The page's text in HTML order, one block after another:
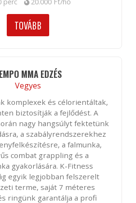
TOVÁBB
MMA EDZÉS
Vegyes
komplexek és célorientáltak,
biztosítják a fejlődést. A
nagy hangsúlyt fektetünk
a szabályrendszerekhez
a falmunka,
combat grappling és a
gyakorlására. K-Fitness
egyik legjobban felszerelt
terme, saját 7 méteres
ringünk garantálja a profi